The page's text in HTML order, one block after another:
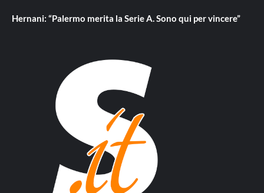
Hernani: “Palermo merita la Serie A. Sono qui per vincere”